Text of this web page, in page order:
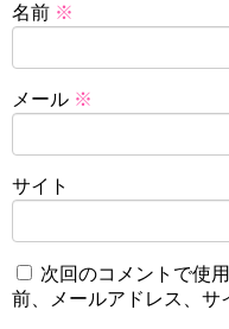
名前 ※
メール ※
サイト
次回のコメントで使
前、メールアドレス、サ